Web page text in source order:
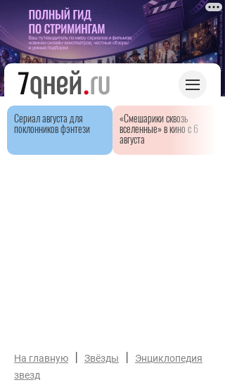
Сериал августа для
поклонников фэнтези
«Смешарики сквозь
вселенные» в кино с 6
августа
На главную | Звёзды |
Энциклопедия
звезд